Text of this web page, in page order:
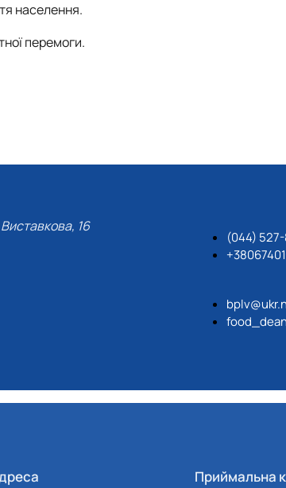
населення.
перемоги.
16
(044)
Приймальна